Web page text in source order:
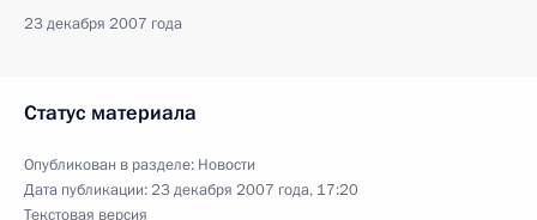
23 декабря 2007 года
Статус материала
Опубликован в разделе: Новости
Дата публикации:23 декабря 2007 года, 17:20
Текстовая версия